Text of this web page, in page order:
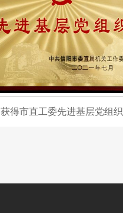
获得市直工委先进基层党组织